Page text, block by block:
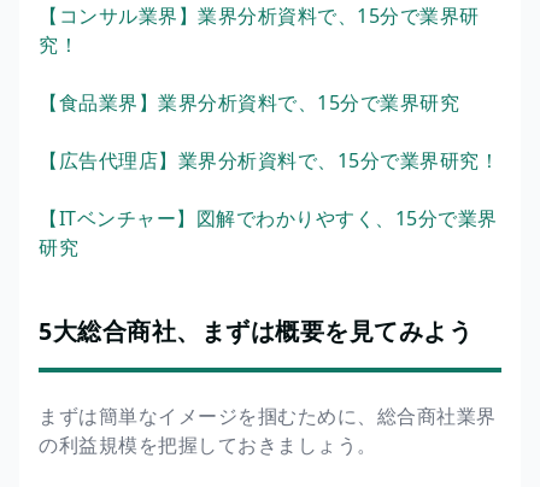
【コンサル業界】業界分析資料で、15分で業界研
究！
【食品業界】業界分析資料で、15分で業界研究
【広告代理店】業界分析資料で、15分で業界研究！
【ITベンチャー】図解でわかりやすく、15分で業界
研究
5大総合商社、まずは概要を見てみよう
まずは簡単なイメージを掴むために、総合商社業界
の利益規模を把握しておきましょう。